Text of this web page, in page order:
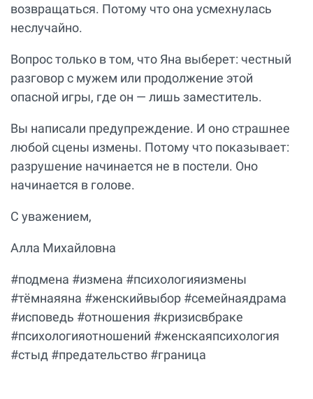
возвращаться. Потому что она усмехнулась
неслучайно.
Вопрос только в том, что Яна выберет: честный
разговор с мужем или продолжение этой
опасной игры, где он — лишь заместитель.
Вы написали предупреждение. И оно страшнее
любой сцены измены. Потому что показывает:
разрушение начинается не в постели. Оно
начинается в голове.
С уважением,
Алла Михайловна
#подмена #измена #психологияизмены
#тёмнаяяна #женскийвыбор #семейнаядрама
#исповедь #отношения #кризисвбраке
#психологияотношений #женскаяпсихология
#стыд #предательство #граница